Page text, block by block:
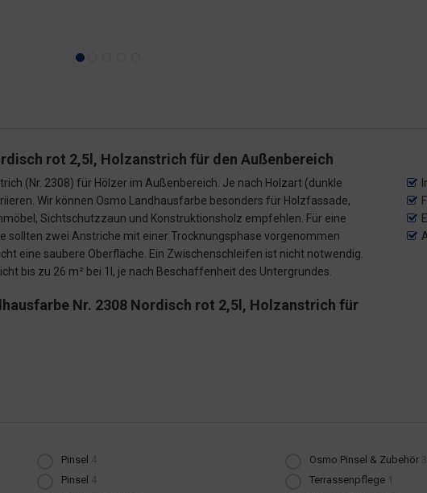
rot 2,5l, Holzanstrich für den Außenbereich
(Nr. 2308) für Hölzer im Außenbereich. Je nach Holzart (dunkle
Wir können Osmo Landhausfarbe besonders für Holzfassade,
Sichtschutzzaun und Konstruktionsholz empfehlen. Für eine
sollten zwei Anstriche mit einer Trocknungsphase vorgenommen
eine saubere Oberfläche. Ein Zwischenschleifen ist nicht notwendig.
bis zu 26 m² bei 1l, je nach Beschaffenheit des Untergrundes.
Nr. 2308 Nordisch rot 2,5l, Holzanstrich für
Pinsel 4 Osmo Pinsel & Zubehör 3
Pinsel 4 Terrassenpflege 1